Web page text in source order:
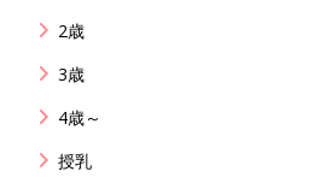
2歳
3歳
4歳～
授乳